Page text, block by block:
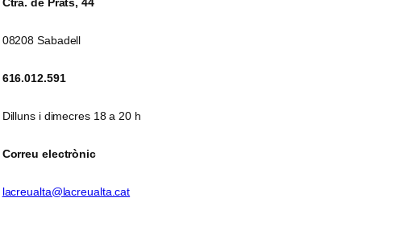
08208 Sabadell
616.012.591
Dilluns i dimecres 18 a 20 h
Correu electrònic
lacreualta@lacreualta.cat